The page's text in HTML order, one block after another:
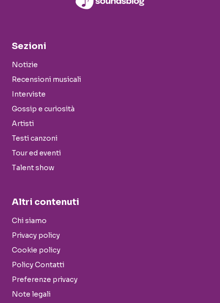
Sezioni
Notizie
Recensioni musicali
Interviste
Gossip e curiosità
Artisti
Testi canzoni
Tour ed eventi
Talent show
Altri contenuti
Chi siamo
Privacy policy
Cookie policy
Policy Contatti
Preferenze privacy
Note legali